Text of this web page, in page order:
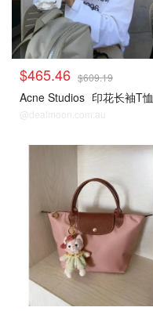
$465.46 $609.19
Acne Studios 印花长袖T恤
@dealmoon.com.au